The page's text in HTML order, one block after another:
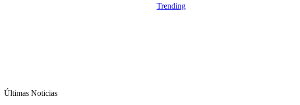
Trending
Últimas Noticias